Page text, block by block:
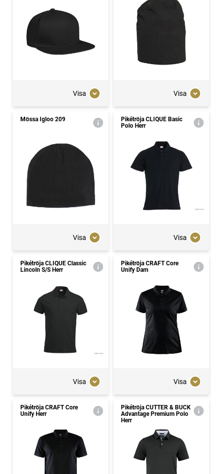
Visa Visa
Mössa Igloo 209
Visa
Pikétröja CLIQUE Basic
Polo Herr
Visa
Pikétröja CLIQUE Classic
Lincoln S/S Herr
Visa
Pikétröja CRAFT Core
Unify Dam
Visa
Pikétröja CRAFT Core
Unify Herr
Pikétröja CUTTER & BUCK
Advantage Premium Polo
Herr